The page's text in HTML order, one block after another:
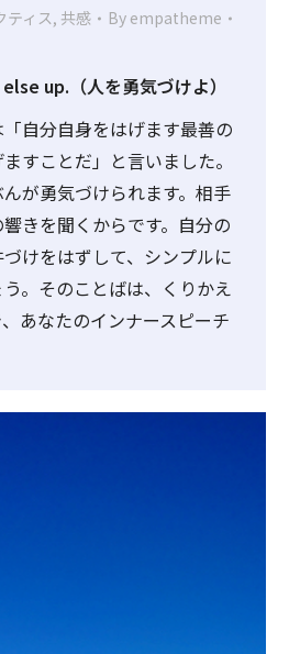
ティス, 共感 By empatheme
up.（人を勇気づけよ）
自分自身をはげます最善の
すことだ」と言いました。
が勇気づけられます。相手
きを聞くからです。自分の
けをはずして、シンプルに
。そのことばは、くりかえ
あなたのインナースピーチ